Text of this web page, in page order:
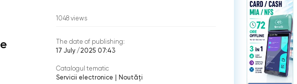
1048 views
The date of publishing:
17 July /2025 07:43
Catalogul tematic
Servicii electronice
Noutăți